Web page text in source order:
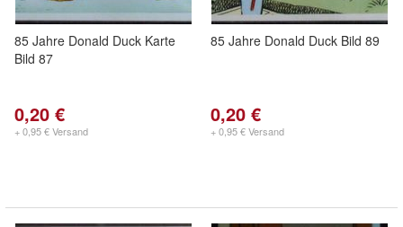
85 Jahre Donald Duck Karte
Bild 87
0,20 €
+ 0,95 € Versand
85 Jahre Donald Duck Bild 89
0,20 €
+ 0,95 € Versand